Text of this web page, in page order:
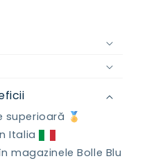
superioară 🏅
Italia
magazinele Bolle Blu